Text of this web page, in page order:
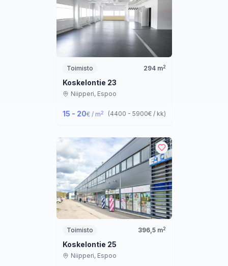
Toimisto 294m2
Koskelontie 23
Niipperi, Espoo
15 - 20€ / m2 (4400 - 5900€ / kk)
Toimisto 396,5m2
Koskelontie 25
Niipperi, Espoo